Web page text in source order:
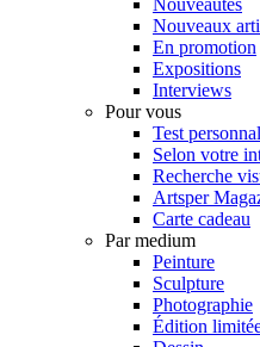
Nouveaux
En promotion
Expositions
Interviews
Pour vous
Test
Selon votre
Recherche
Artsper
Carte cadeau
Par medium
Peinture
Sculpture
Photographie
Édition